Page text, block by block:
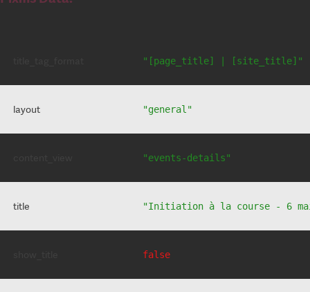
"[page_title] | [site_title]"
layout "general"
"events-details"
title "Initiation à la course - 6
false